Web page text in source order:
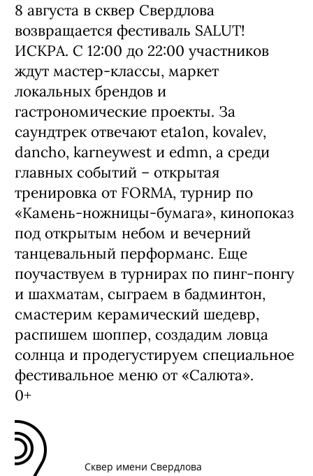
8 августа в сквер Свердлова
возвращается фестиваль SALUT!
ИСКРА. С 12:00 до 22:00 участников
ждут мастер-классы, маркет
локальных брендов и
гастрономические проекты. За
саундтрек отвечают eta1on, kovalev,
dancho, karneywest и edmn, а среди
главных событий – открытая
тренировка от FORMA, турнир по
«Камень-ножницы-бумага», кинопоказ
под открытым небом и вечерний
танцевальный перформанс. Еще
поучаствуем в турнирах по пинг-понгу
и шахматам, сыграем в бадминтон,
смастерим керамический шедевр,
распишем шоппер, создадим ловца
солнца и продегустируем специальное
фестивальное меню от «Салюта».
0+
Сквер имени Свердлова